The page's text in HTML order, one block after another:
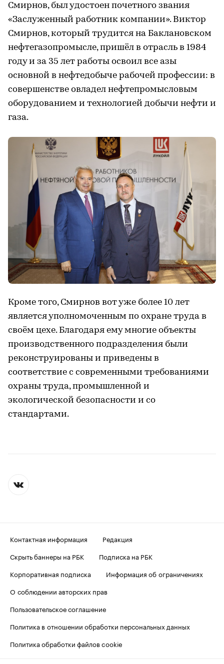
Смирнов, был удостоен почетного звания
«Заслуженный работник компании». Виктор
Смирнов, который трудится на Баклановском
нефтегазопромысле, пришёл в отрасль в 1984
году и за 35 лет работы освоил все азы
основной в нефтедобыче рабочей профессии: в
совершенстве овладел нефтепромысловым
оборудованием и технологией добычи нефти и
газа.
Кроме того, Смирнов вот уже более 10 лет
является уполномоченным по охране труда в
своём цехе. Благодаря ему многие объекты
производственного подразделения были
реконструированы и приведены в
соответствие с современными требованиями
охраны труда, промышленной и
экологической безопасности и со
стандартами.
Контактная информация
Редакция
Скрыть баннеры на РБК
Подписка на РБК
Корпоративная подписка
Информация об ограничениях
О соблюдении авторских прав
Пользовательское соглашение
Политика в отношении обработки персональных данных
Политика обработки файлов cookie